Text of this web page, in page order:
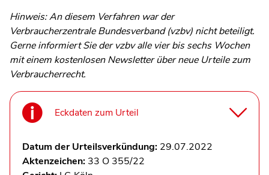
Hinweis: An diesem Verfahren war der
Verbraucherzentrale Bundesverband (vzbv) nicht beteiligt.
Gerne informiert Sie der vzbv alle vier bis sechs Wochen
mit einem kostenlosen Newsletter über neue Urteile zum
Verbraucherrecht.
Eckdaten zum Urteil
Datum der Urteilsverkündung: 29.07.2022
Aktenzeichen: 33 O 355/22